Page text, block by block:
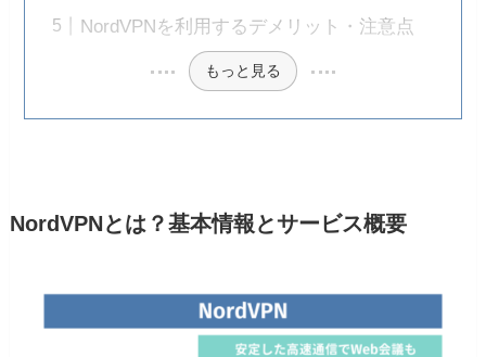
NordVPNを利用するデメリット・注意点
もっと見る
NordVPNとは？基本情報とサービス概要